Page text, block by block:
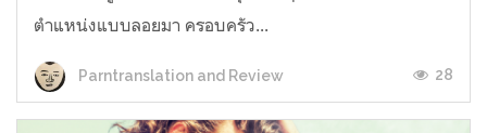
ตำแหน่งแบบลอยมา ครอบครัว...
Parntranslation and Review 28